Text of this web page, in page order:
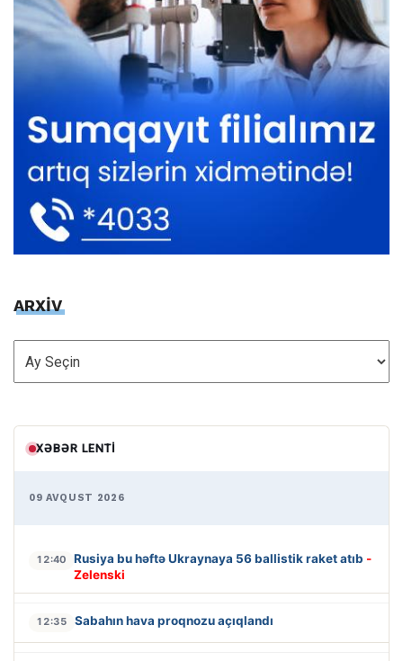
ARXİV
ARXİV
XƏBƏR LENTI
09 AVQUST 2026
12:40 Rusiya bu həftə Ukraynaya 56 ballistik raket atıb -
Zelenski
12:35 Sabahın hava proqnozu açıqlandı